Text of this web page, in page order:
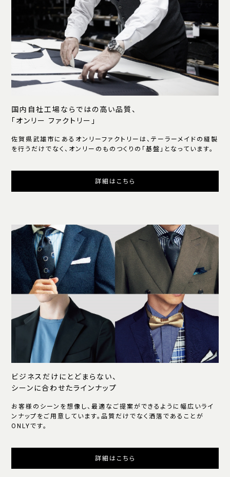
国内自社工場ならではの高い品質、
「オンリー ファクトリー」
佐賀県武雄市にあるオンリーファクトリーは、テーラーメイドの縫製
を行うだけでなく、オンリーのものつくりの「基盤」となっています。
詳細はこちら
ビジネスだけにとどまらない、
シーンに合わせたラインナップ
お客様のシーンを想像し、最適なご提案ができるように幅広いライ
ンナップをご用意しています。品質だけでなく洒落であることが
ONLYです。
詳細はこちら